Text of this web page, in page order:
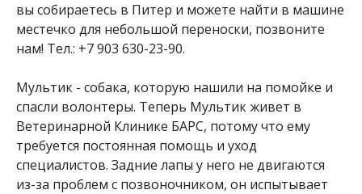
вы собираетесь в Питер и можете найти в машине
местечко для небольшой переноски, позвоните
нам! Тел.: +7 903 630-23-90.
Мультик - собака, которую нашили на помойке и
спасли волонтеры. Теперь Мультик живет в
Ветеринарной Клинике БАРС, потому что ему
требуется постоянная помощь и уход
специалистов. Задние лапы у него не двигаются
из-за проблем с позвоночником, он испытывает